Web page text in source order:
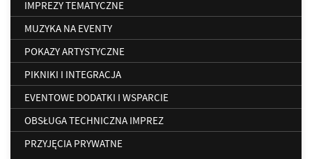
IMPREZY TEMATYCZNE
MUZYKA NA EVENTY
POKAZY ARTYSTYCZNE
PIKNIKI I INTEGRACJA
EVENTOWE DODATKI I WSPARCIE
OBSŁUGA TECHNICZNA IMPREZ
PRZYJĘCIA PRYWATNE